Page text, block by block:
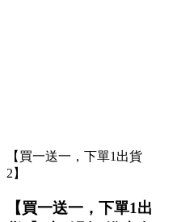
【買一送一，下單1出貨
2】
【買一送一，下單1出